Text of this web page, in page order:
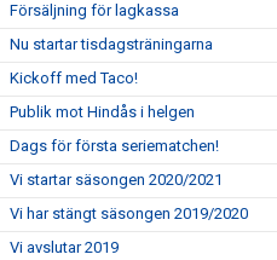
Försäljning för lagkassa
Nu startar tisdagsträningarna
Kickoff med Taco!
Publik mot Hindås i helgen
Dags för första seriematchen!
Vi startar säsongen 2020/2021
Vi har stängt säsongen 2019/2020
Vi avslutar 2019